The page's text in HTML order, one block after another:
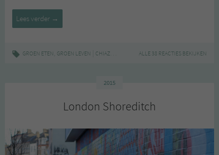
Lees verder Zes
foodtrends
Londen
→
GROEN ETEN, GROEN LEVEN CHIAZAAD FOODTRENDS, GROEN ETEN,GROENE
ALLE 38 REACTIES BEKIJKEN
2015
London Shoreditch